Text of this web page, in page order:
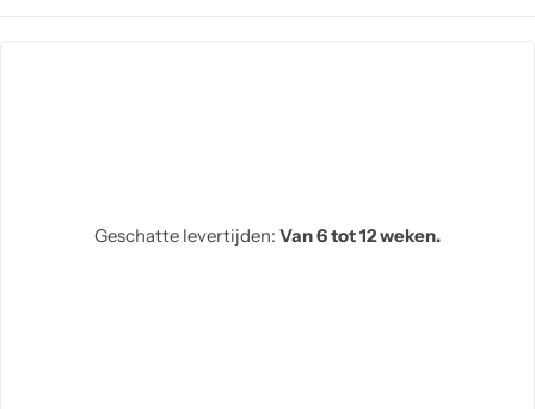
Geschatte levertijden: Van 6 tot 12 weken.